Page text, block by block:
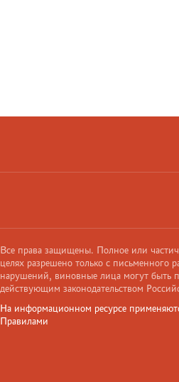
Все права защищены. Полное или
целях разрешено только с письменного
нарушений, виновные лица могут быть
действующим законодательством
На информационном ресурсе
Правилами